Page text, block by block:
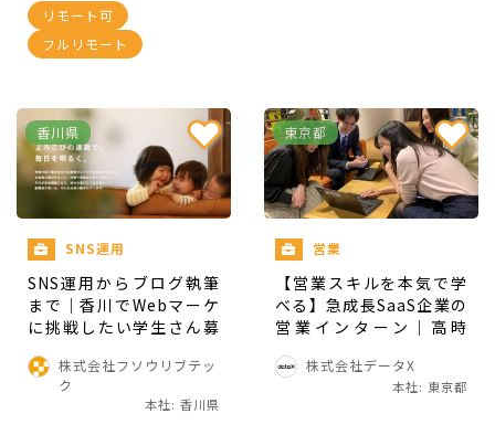
本当に成果を出せる
る
そしてもちろんお仕事を通して
YouTube編集スキル
SNS運用スキル
が得られます!
こんな方と一緒に働きたい！
リモート可
フルリモート
香川県
SNS運用
SNS運用からブログ執筆
まで｜香川でWebマーケ
に挑戦したい学生さん募
株式会社フソウリブテッ
ク
本社: 香川県
東京都
営業
【営業スキルを本気で学
べる】急成長SaaS企業の
営業インターン｜高時
う
株式会社データX
本社: 東京都